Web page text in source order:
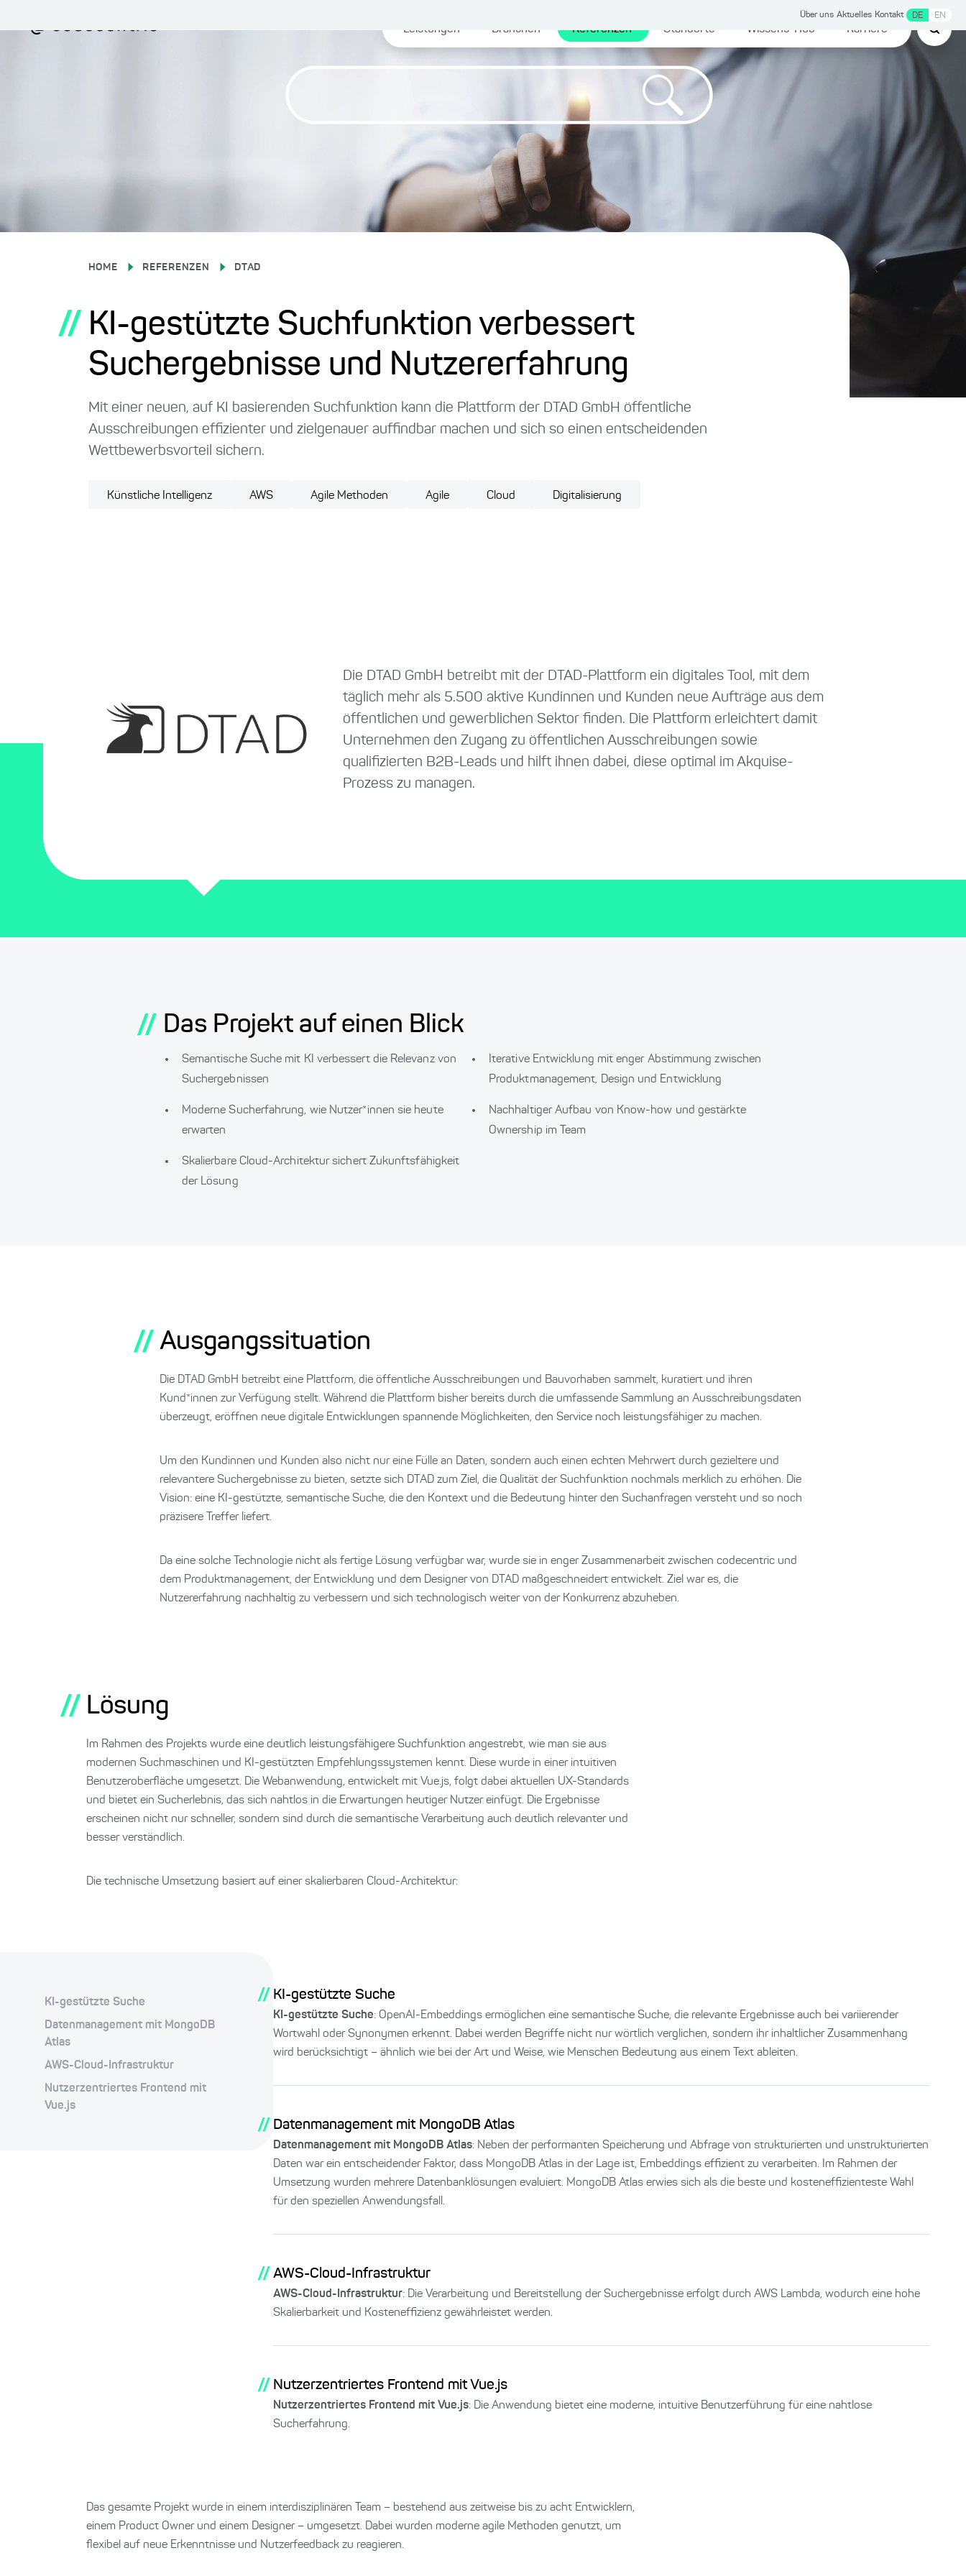
Über uns Aktuelles Kontakt DE EN
Leistungen Branchen Referenzen Standorte Wissens-Hub Karriere
HOME REFERENZEN DTAD
// KI-gestützte Suchfunktion verbessert
Suchergebnisse und Nutzererfahrung
Mit einer neuen, auf KI basierenden Suchfunktion kann die Plattform der DTAD GmbH öffentliche
Ausschreibungen effizienter und zielgenauer auffindbar machen und sich so einen entscheidenden
Wettbewerbsvorteil sichern.
Künstliche Intelligenz AWS Agile Methoden Agile Cloud Digitalisierung
Die DTAD GmbH betreibt mit der DTAD-Plattform ein digitales Tool, mit dem
täglich mehr als 5.500 aktive Kundinnen und Kunden neue Aufträge aus dem
öffentlichen und gewerblichen Sektor finden. Die Plattform erleichtert damit
Unternehmen den Zugang zu öffentlichen Ausschreibungen sowie
qualifizierten B2B-Leads und hilft ihnen dabei, diese optimal im Akquise-
Prozess zu managen.
// Das Projekt auf einen Blick
Semantische Suche mit KI verbessert die Relevanz von
Suchergebnissen
Moderne Sucherfahrung, wie Nutzer*innen sie heute
erwarten
Skalierbare Cloud-Architektur sichert Zukunftsfähigkeit
der Lösung
Iterative Entwicklung mit enger Abstimmung zwischen
Produktmanagement, Design und Entwicklung
Nachhaltiger Aufbau von Know-how und gestärkte
Ownership im Team
// Ausgangssituation
Die DTAD GmbH betreibt eine Plattform, die öffentliche Ausschreibungen und Bauvorhaben sammelt, kuratiert und ihren
Kund*innen zur Verfügung stellt. Während die Plattform bisher bereits durch die umfassende Sammlung an Ausschreibungsdaten
überzeugt, eröffnen neue digitale Entwicklungen spannende Möglichkeiten, den Service noch leistungsfähiger zu machen.
Um den Kundinnen und Kunden also nicht nur eine Fülle an Daten, sondern auch einen echten Mehrwert durch gezieltere und
relevantere Suchergebnisse zu bieten, setzte sich DTAD zum Ziel, die Qualität der Suchfunktion nochmals merklich zu erhöhen. Die
Vision: eine KI-gestützte, semantische Suche, die den Kontext und die Bedeutung hinter den Suchanfragen versteht und so noch
präzisere Treffer liefert.
Da eine solche Technologie nicht als fertige Lösung verfügbar war, wurde sie in enger Zusammenarbeit zwischen codecentric und
dem Produktmanagement, der Entwicklung und dem Designer von DTAD maßgeschneidert entwickelt. Ziel war es, die
Nutzererfahrung nachhaltig zu verbessern und sich technologisch weiter von der Konkurrenz abzuheben.
// Lösung
Im Rahmen des Projekts wurde eine deutlich leistungsfähigere Suchfunktion angestrebt, wie man sie aus
modernen Suchmaschinen und KI-gestützten Empfehlungssystemen kennt. Diese wurde in einer intuitiven
Benutzeroberfläche umgesetzt. Die Webanwendung, entwickelt mit Vue.js, folgt dabei aktuellen UX-Standards
und bietet ein Sucherlebnis, das sich nahtlos in die Erwartungen heutiger Nutzer einfügt. Die Ergebnisse
erscheinen nicht nur schneller, sondern sind durch die semantische Verarbeitung auch deutlich relevanter und
besser verständlich.
Die technische Umsetzung basiert auf einer skalierbaren Cloud-Architektur:
KI-gestützte Suche
Datenmanagement mit MongoDB
Atlas
AWS-Cloud-Infrastruktur
Nutzerzentriertes Frontend mit
Vue.js
// KI-gestützte Suche
KI-gestützte Suche: OpenAI-Embeddings ermöglichen eine semantische Suche, die relevante Ergebnisse auch bei variierender
Wortwahl oder Synonymen erkennt. Dabei werden Begriffe nicht nur wörtlich verglichen, sondern ihr inhaltlicher Zusammenhang
wird berücksichtigt – ähnlich wie bei der Art und Weise, wie Menschen Bedeutung aus einem Text ableiten.
// Datenmanagement mit MongoDB Atlas
Datenmanagement mit MongoDB Atlas: Neben der performanten Speicherung und Abfrage von strukturierten und unstrukturierten
Daten war ein entscheidender Faktor, dass MongoDB Atlas in der Lage ist, Embeddings effizient zu verarbeiten. Im Rahmen der
Umsetzung wurden mehrere Datenbanklösungen evaluiert. MongoDB Atlas erwies sich als die beste und kosteneffizienteste Wahl
für den speziellen Anwendungsfall.
// AWS-Cloud-Infrastruktur
AWS-Cloud-Infrastruktur: Die Verarbeitung und Bereitstellung der Suchergebnisse erfolgt durch AWS Lambda, wodurch eine hohe
Skalierbarkeit und Kosteneffizienz gewährleistet werden.
// Nutzerzentriertes Frontend mit Vue.js
Nutzerzentriertes Frontend mit Vue.js: Die Anwendung bietet eine moderne, intuitive Benutzerführung für eine nahtlose
Sucherfahrung.
Das gesamte Projekt wurde in einem interdisziplinären Team – bestehend aus zeitweise bis zu acht Entwicklern,
einem Product Owner und einem Designer – umgesetzt. Dabei wurden moderne agile Methoden genutzt, um
flexibel auf neue Erkenntnisse und Nutzerfeedback zu reagieren.